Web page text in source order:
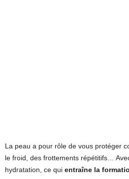
La peau a pour rôle de vous protéger
le froid, des frottements répétitifs…
hydratation, ce qui entraîne la